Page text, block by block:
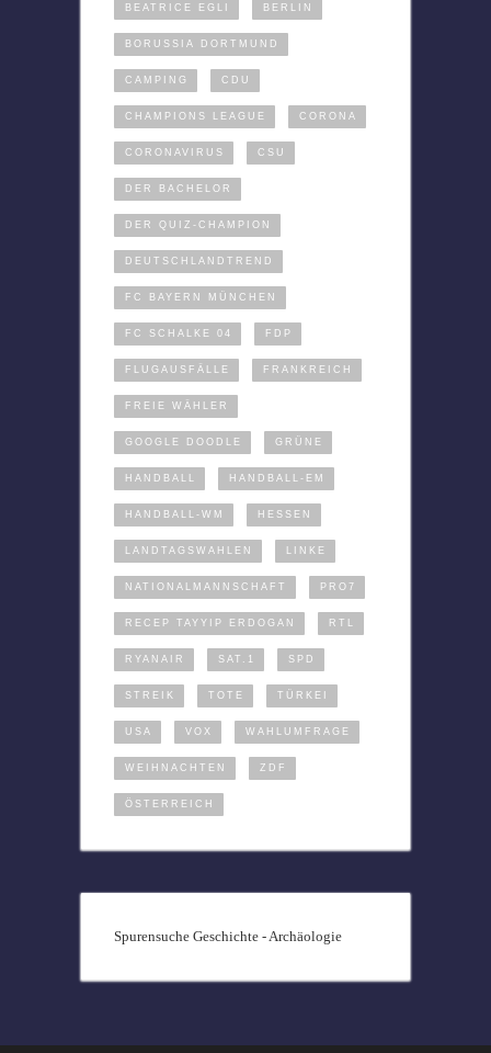
BEATRICE EGLI BERLIN
BORUSSIA DORTMUND
CAMPING CDU
CHAMPIONS LEAGUE CORONA
CORONAVIRUS CSU
DER BACHELOR
DER QUIZ-CHAMPION
DEUTSCHLANDTREND
FC BAYERN MÜNCHEN
FC SCHALKE 04 FDP
FLUGAUSFÄLLE FRANKREICH
FREIE WÄHLER
GOOGLE DOODLE GRÜNE
HANDBALL HANDBALL-EM
HANDBALL-WM HESSEN
LANDTAGSWAHLEN LINKE
NATIONALMANNSCHAFT PRO7
RECEP TAYYIP ERDOGAN RTL
RYANAIR SAT.1 SPD
STREIK TOTE TÜRKEI
USA VOX WAHLUMFRAGE
WEIHNACHTEN ZDF
ÖSTERREICH
Spurensuche Geschichte - Archäologie